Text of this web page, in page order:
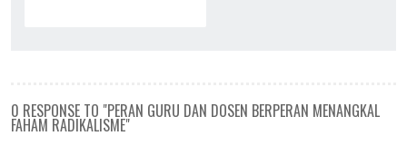
0 RESPONSE TO "PERAN GURU DAN DOSEN BERPERAN MENANGKAL
FAHAM RADIKALISME"